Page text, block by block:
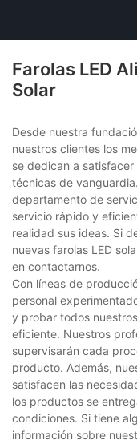
Farolas LED
Solar
Desde nuestra
nuestros clientes los
se dedican a
técnicas de
departamento de
servicio rápido y
realidad sus ideas. Si
nuevas farolas LED
en contactarnos.
Con líneas de
personal
y probar todos
eficiente. Nuestros
supervisarán cada
producto. Además,
satisfacen las
los productos se
condiciones. Si tiene
información sobre